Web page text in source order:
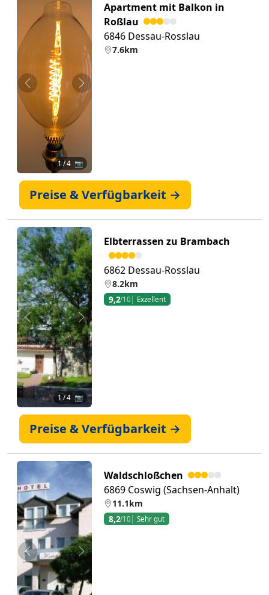
Zurück Weiter
1/ 4 📷
Apartment mit Balkon in
Roßlau
6846 Dessau-Rosslau
7.6km
Preise & Verfügbarkeit →
Zurück Weiter
1/ 4 📷
Elbterrassen zu Brambach
6862 Dessau-Rosslau
8.2km
9,2/10 Exzellent
Preise & Verfügbarkeit →
Zurück Weiter
Waldschloßchen
6869 Coswig (Sachsen-Anhalt)
11.1km
8,2/10 Sehr gut